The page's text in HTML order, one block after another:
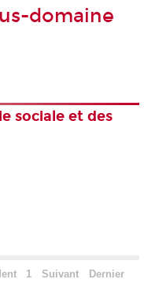
domaine
sociale et des
1 Suivant Dernier